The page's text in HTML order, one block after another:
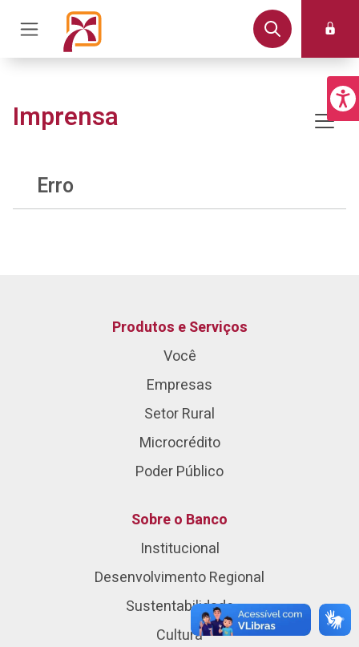
Imprensa
Erro
Produtos e Serviços
Você
Empresas
Setor Rural
Microcrédito
Poder Público
Sobre o Banco
Institucional
Desenvolvimento Regional
Sustentabilidade
Cultura